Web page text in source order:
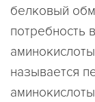
белковый
потребность
называется